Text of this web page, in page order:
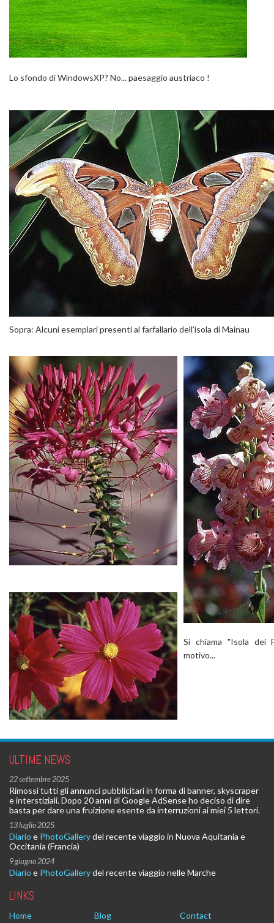
Lo sfondo di WindowsXP? No... paesaggio austriaco !
Sopra: Alcuni esemplari presenti al farfallario dell'isola di Mainau
Si chiama "Isola dei
motivo...
ULTIME NEWS
22 settembre 2025
Rimossi tutti gli annunci pubblicitari in forma di banner, skyscraper
e interstiziali. Dopo 20 anni di Google AdSense ho deciso di dire
basta per dare una fruizione esente da interruzioni ai miei 5 lettori.
13 luglio 2025
Diario e PhotoGallerydel recente viaggio in Nuova Aquitania e
Occitania (Francia)
9 giugno 2024
Diario e PhotoGallerydel recente viaggio nelle Marche
LINKS
Home Blog
Contact